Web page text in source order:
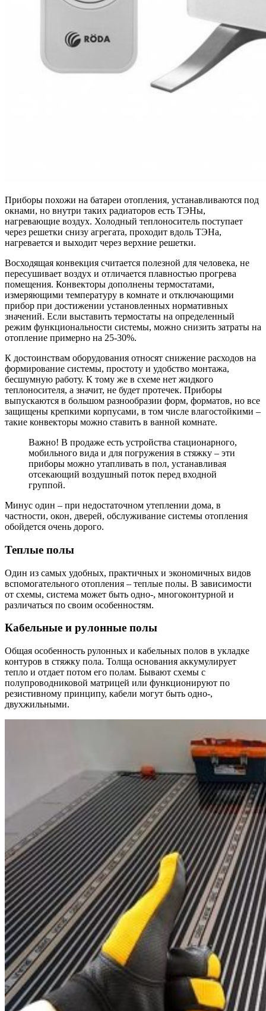
Приборы похожи на батареи отопления, устанавливаются под
окнами, но внутри таких радиаторов есть ТЭНы,
нагревающие воздух. Холодный теплоноситель поступает
через решетки снизу агрегата, проходит вдоль ТЭНа,
нагревается и выходит через верхние решетки.
Восходящая конвекция считается полезной для человека, не
пересушивает воздух и отличается плавностью прогрева
помещения. Конвекторы дополнены термостатами,
измеряющими температуру в комнате и отключающими
прибор при достижении установленных нормативных
значений. Если выставить термостаты на определенный
режим функциональности системы, можно снизить затраты на
отопление примерно на 25-30%.
К достоинствам оборудования относят снижение расходов на
формирование системы, простоту и удобство монтажа,
бесшумную работу. К тому же в схеме нет жидкого
теплоносителя, а значит, не будет протечек. Приборы
выпускаются в большом разнообразии форм, форматов, но все
защищены крепкими корпусами, в том числе влагостойкими –
такие конвекторы можно ставить в ванной комнате.
Важно! В продаже есть устройства стационарного,
мобильного вида и для погружения в стяжку – эти
приборы можно утапливать в пол, устанавливая
отсекающий воздушный поток перед входной
группой.
Минус один – при недостаточном утеплении дома, в
частности, окон, дверей, обслуживание системы отопления
обойдется очень дорого.
Теплые полы
Один из самых удобных, практичных и экономичных видов
вспомогательного отопления – теплые полы. В зависимости
от схемы, система может быть одно-, многоконтурной и
различаться по своим особенностям.
Кабельные и рулонные полы
Общая особенность рулонных и кабельных полов в укладке
контуров в стяжку пола. Толща основания аккумулирует
тепло и отдает потом его полам. Бывают схемы с
полупроводниковой матрицей или функционируют по
резистивному принципу, кабели могут быть одно-,
двухжильными.